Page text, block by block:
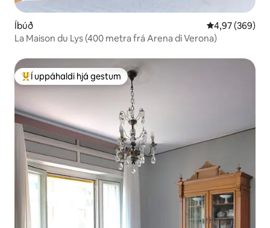
Íbúð 4,97 af 5 í
4,97 (369)
La Maison du Lys (400 metra frá Arena di Verona)
Í mestu uppáhaldi hjá gestum
Í uppáhaldi hjá gestum